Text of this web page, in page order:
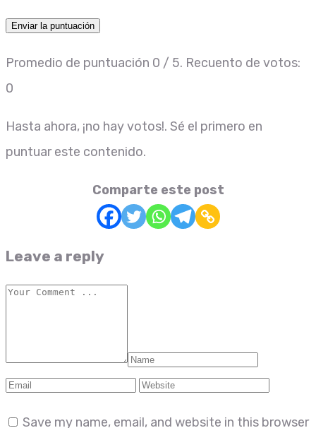
Enviar la puntuación
Promedio de puntuación 0 / 5. Recuento de votos:
0
Hasta ahora, ¡no hay votos!. Sé el primero en
puntuar este contenido.
Comparte este post
Leave a reply
Save my name, email, and website in this browser